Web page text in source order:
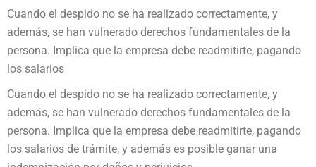
Cuando el despido no se ha realizado correctamente, y
además, se han vulnerado derechos fundamentales de la
persona. Implica que la empresa debe readmitirte, pagando
los salarios
Cuando el despido no se ha realizado correctamente, y
además, se han vulnerado derechos fundamentales de la
persona. Implica que la empresa debe readmitirte, pagando
los salarios de trámite, y además es posible ganar una